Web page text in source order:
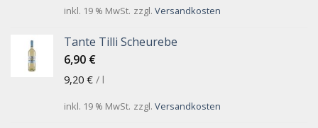
inkl. 19 % MwSt. zzgl. Versandkosten
Tante Tilli Scheurebe
6,90 €
9,20 € / l
inkl. 19 % MwSt. zzgl. Versandkosten